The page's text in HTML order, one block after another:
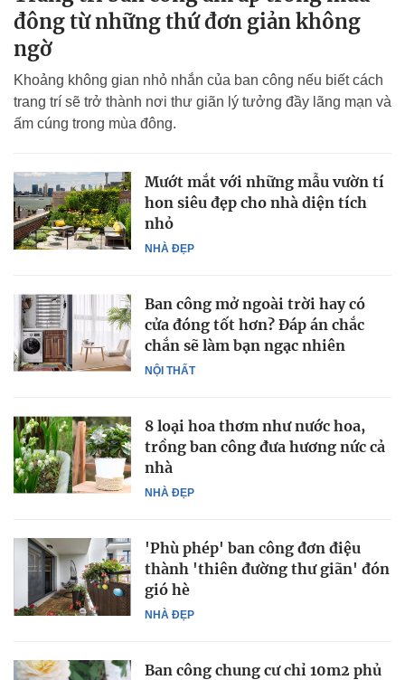
đông từ những thứ đơn giản không
ngờ
Khoảng không gian nhỏ nhắn của ban công nếu biết cách
trang trí sẽ trở thành nơi thư giãn lý tưởng đầy lãng mạn và
ấm cúng trong mùa đông.
NHÀ ĐẸP
Mướt mắt với những mẫu vườn tí
hon siêu đẹp cho nhà diện tích
nhỏ
NỘI THẤT
Ban công mở ngoài trời hay có
cửa đóng tốt hơn? Đáp án chắc
chắn sẽ làm bạn ngạc nhiên
NHÀ ĐẸP
8 loại hoa thơm như nước hoa,
trồng ban công đưa hương nức cả
nhà
NHÀ ĐẸP
'Phù phép' ban công đơn điệu
thành 'thiên đường thư giãn' đón
gió hè
Ban công chung cư chỉ 10m2 phủ